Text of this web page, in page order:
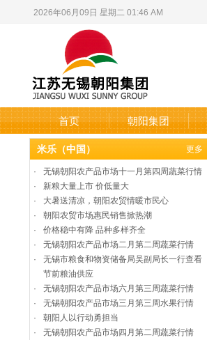
2026年06月09日 星期二 01:46 AM
首页 朝阳集团
米乐（中国）
更多
·
无锡朝阳农产品市场十一月第四周蔬菜行情
·
新粮大量上市 价低量大
·
大暑送清凉，朝阳农贸情暖市民心
·
朝阳农贸市场惠民销售掀热潮
·
价格稳中有降 品种多样齐全
·
无锡朝阳农产品市场二月第二周蔬菜行情
·
无锡市粮食和物资储备局吴副局长一行查看
节前粮油供应
·
无锡朝阳农产品市场六月第三周蔬菜行情
·
无锡朝阳农产品市场三月第三周水果行情
·
朝阳人以行动勇担当
·
无锡朝阳农产品市场四月第二周蔬菜行情